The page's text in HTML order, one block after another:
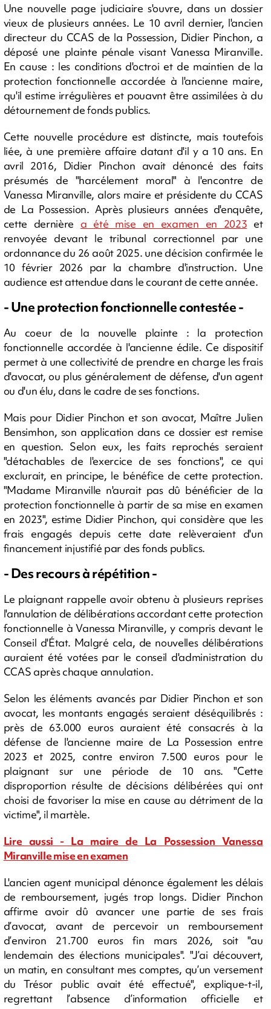
Une nouvelle page judiciaire s'ouvre, dans un dossier
vieux de plusieurs années. Le 10 avril dernier, l'ancien
directeur du CCAS de la Possession, Didier Pinchon, a
déposé une plainte pénale visant Vanessa Miranville.
En cause : les conditions d'octroi et de maintien de la
protection fonctionnelle accordée à l'ancienne maire,
qu'il estime irrégulières et pouavnt être assimilées à du
détournement de fonds publics.
Cette nouvelle procédure est distincte, mais toutefois
liée, à une première affaire datant d'il y a 10 ans. En
avril 2016, Didier Pinchon avait dénoncé des faits
présumés de "harcélement moral" à l'encontre de
Vanessa Miranville, alors maire et présidente du CCAS
de La Possession. Après plusieurs années d'enquête,
cette dernière a été mise en examen en 2023 et
renvoyée devant le tribunal correctionnel par une
ordonnance du 26 août 2025. une décision confirmée le
10 février 2026 par la chambre d'instruction. Une
audience est attendue dans le courant de cette année.
- Une protection fonctionnelle contestée -
Au coeur de la nouvelle plainte : la protection
fonctionnelle accordée à l'ancienne édile. Ce dispositif
permet à une collectivité de prendre en charge les frais
d'avocat, ou plus généralement de défense, d'un agent
ou d'un élu, dans le cadre de ses fonctions.
Mais pour Didier Pinchon et son avocat, Maître Julien
Bensimhon, son application dans ce dossier est remise
en question. Selon eux, les faits reprochés seraient
"détachables de l'exercice de ses fonctions", ce qui
exclurait, en principe, le bénéfice de cette protection.
"Madame Miranville n'aurait pas dû bénéficier de la
protection fonctionnelle à partir de sa mise en examen
en 2023", estime Didier Pinchon, qui considère que les
frais engagés depuis cette date relèveraient d'un
financement injustifié par des fonds publics.
- Des recours à répétition -
Le plaignant rappelle avoir obtenu à plusieurs reprises
l'annulation de délibérations accordant cette protection
fonctionnelle à Vanessa Miranville, y compris devant le
Conseil d'État. Malgré cela, de nouvelles délibérations
auraient été votées par le conseil d'administration du
CCAS après chaque annulation.
Selon les éléments avancés par Didier Pinchon et son
avocat, les montants engagés seraient déséquilibrés :
près de 63.000 euros auraient été consacrés à la
défense de l'ancienne maire de La Possession entre
2023 et 2025, contre environ 7.500 euros pour le
plaignant sur une période de 10 ans. "Cette
disproportion résulte de décisions délibérées qui ont
choisi de favoriser la mise en cause au détriment de la
victime", il martèle.
Lire aussi - La maire de La Possession Vanessa
Miranville mise en examen
L'ancien agent municipal dénonce également les délais
de remboursement, jugés trop longs. Didier Pinchon
affirme avoir dû avancer une partie de ses frais
d’avocat, avant de percevoir un remboursement
d’environ 21.700 euros fin mars 2026, soit "au
lendemain des élections municipales". "J’ai découvert,
un matin, en consultant mes comptes, qu’un versement
du Trésor public avait été effectué", explique-t-il,
regrettant l’absence d’information officielle et